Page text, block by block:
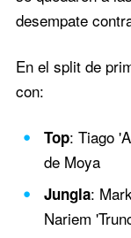
desempate
En el split de
con:
Top: Tiago
de Moya
Jungla:
Nariem